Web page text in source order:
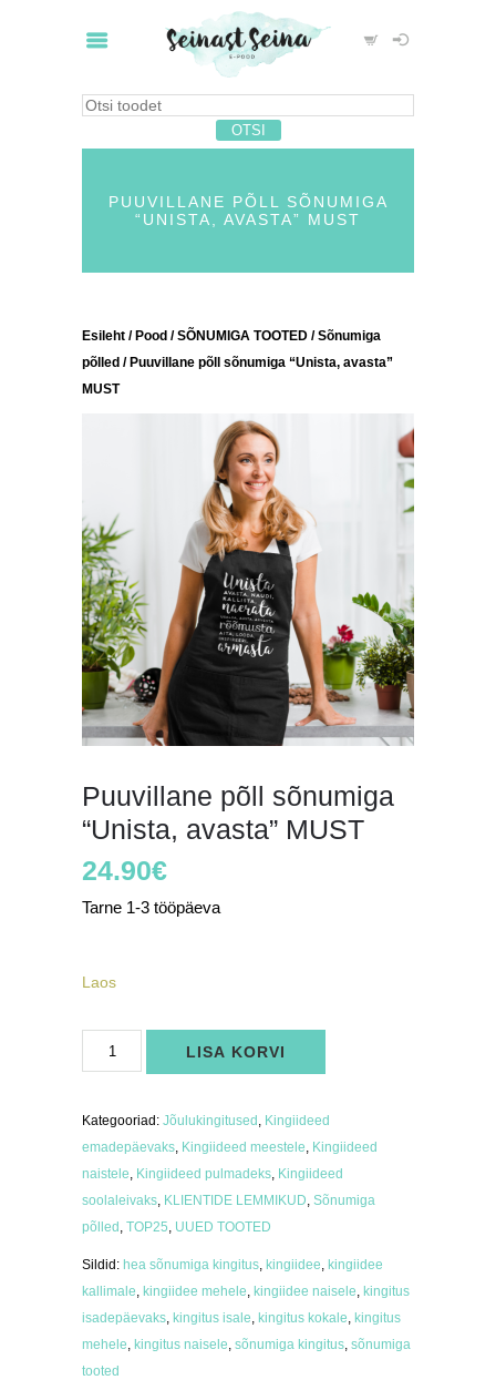
PUUVILLANE PÕLL SÕNUMIGA
“UNISTA, AVASTA” MUST
Esileht / Pood /SÕNUMIGA TOOTED /Sõnumiga
põlled / Puuvillane põll sõnumiga “Unista, avasta”
MUST
Puuvillane põll sõnumiga
“Unista, avasta” MUST
24.90€
Tarne 1-3 tööpäeva
Laos
sõnumiga
MUST
kogus
LISA KORVI
Kategooriad: Jõulukingitused , Kingiideed
emadepäevaks, Kingiideed meestele, Kingiideed
naistele, Kingiideed pulmadeks, Kingiideed
soolaleivaks, KLIENTIDE LEMMIKUD, Sõnumiga
põlled , TOP25, UUED TOOTED
Sildid: hea sõnumiga kingitus, kingiidee, kingiidee
kallimale, kingiidee mehele, kingiidee naisele, kingitus
isadepäevaks, kingitus isale, kingitus kokale, kingitus
mehele, kingitus naisele, sõnumiga kingitus, sõnumiga
tooted